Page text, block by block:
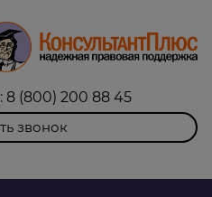
8 (800) 200 88 45
звонок